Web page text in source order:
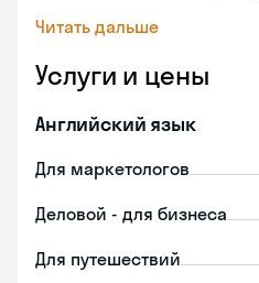
Читать дальше
Услуги и цены
Английский язык
Для маркетологов
Деловой - для бизнеса
Для путешествий